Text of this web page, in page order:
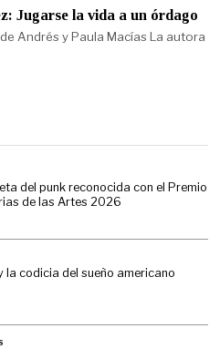
Jugarse la vida a un órdago
Andrés y Paula Macías La autora
del punk reconocida con el Premio
de las Artes 2026
la codicia del sueño americano